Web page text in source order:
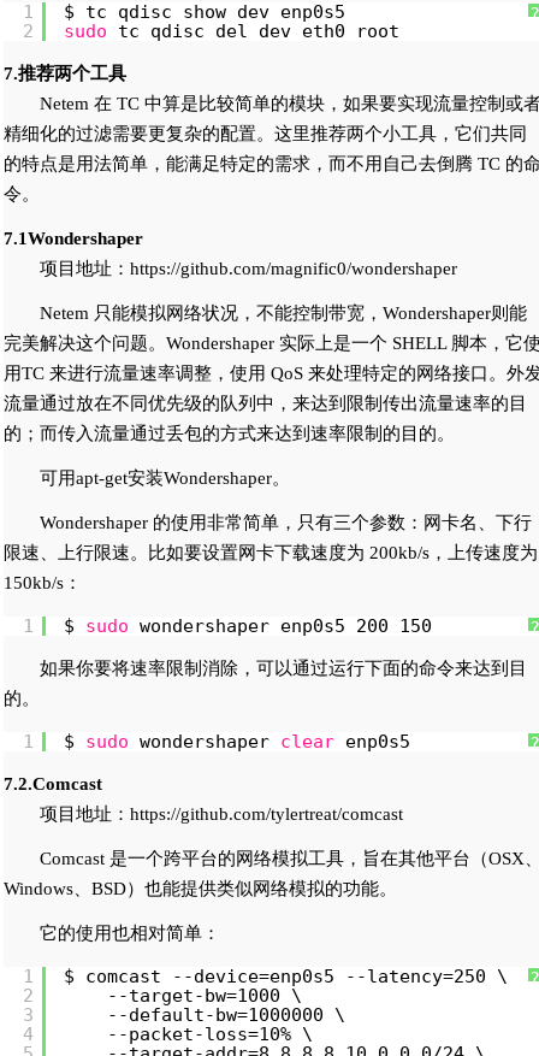
?
1
2
$ tc qdisc show dev enp0s5
sudo
tc qdisc del dev eth0 root
7.推荐两个工具
Netem 在 TC 中算是比较简单的模块，如果要实现流量控制或
精细化的过滤需要更复杂的配置。这里推荐两个小工具，它们共同
的特点是用法简单，能满足特定的需求，而不用自己去倒腾 TC 的
令。
7.1Wondershaper
项目地址：https://github.com/magnific0/wondershaper
Netem 只能模拟网络状况，不能控制带宽，Wondershaper则能
完美解决这个问题。Wondershaper 实际上是一个 SHELL 脚本，它
用TC 来进行流量速率调整，使用 QoS 来处理特定的网络接口。外
流量通过放在不同优先级的队列中，来达到限制传出流量速率的目
的；而传入流量通过丢包的方式来达到速率限制的目的。
可用apt-get安装Wondershaper。
Wondershaper 的使用非常简单，只有三个参数：网卡名、下行
限速、上行限速。比如要设置网卡下载速度为 200kb/s，上传速度为
150kb/s：
?
1 $ sudo wondershaper enp0s5 200 150
如果你要将速率限制消除，可以通过运行下面的命令来达到目
的。
?
1 $ sudo wondershaper clear enp0s5
7.2.Comcast
项目地址：https://github.com/tylertreat/comcast
Comcast 是一个跨平台的网络模拟工具，旨在其他平台（OSX
Windows、BSD）也能提供类似网络模拟的功能。
它的使用也相对简单：
?
1
2
3
4
$ comcast --device=enp0s5 --latency=250 \
--target-bw=1000 \
--default-bw=1000000 \
--packet-loss=10% \